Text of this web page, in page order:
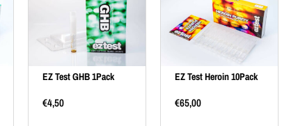
EZ Test GHB 1Pack
€4,50
EZ Test Heroin 10Pack
€65,00